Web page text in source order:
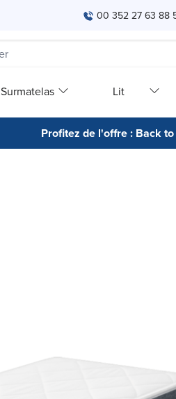
00 352 27 63 88
Surmatelas Lit
Profitez de l'offre : Back